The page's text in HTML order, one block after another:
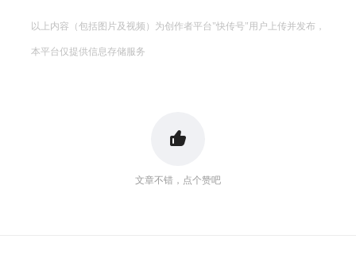
以上内容（包括图片及视频）为创作者平台"快传号"用户上传并发布，
本平台仅提供信息存储服务
文章不错，点个赞吧